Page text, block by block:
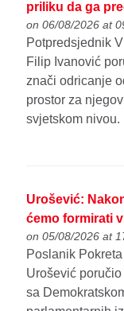
priliku da ga
on 06/08/2026 at
Potpredsjednik
Filip Ivanović
znači odricanje
prostor za
svjetskom nivou.
Urošević:
ćemo formirati
on 05/08/2026 at
Poslanik
Urošević
sa